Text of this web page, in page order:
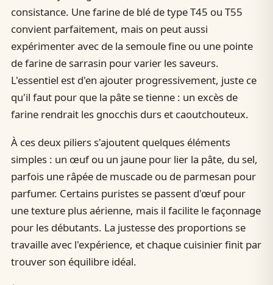
consistance. Une farine de blé de type T45 ou T55
convient parfaitement, mais on peut aussi
expérimenter avec de la semoule fine ou une pointe
de farine de sarrasin pour varier les saveurs.
L'essentiel est d'en ajouter progressivement, juste ce
qu'il faut pour que la pâte se tienne : un excès de
farine rendrait les gnocchis durs et caoutchouteux.
À ces deux piliers s'ajoutent quelques éléments
simples : un œuf ou un jaune pour lier la pâte, du sel,
parfois une râpée de muscade ou de parmesan pour
parfumer. Certains puristes se passent d'œuf pour
une texture plus aérienne, mais il facilite le façonnage
pour les débutants. La justesse des proportions se
travaille avec l'expérience, et chaque cuisinier finit par
trouver son équilibre idéal.